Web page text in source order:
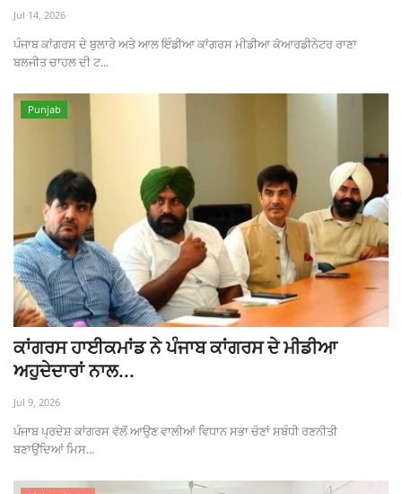
Jul 14, 2026
ਪੰਜਾਬ ਕਾਂਗਰਸ ਦੇ ਬੁਲਾਰੇ ਅਤੇ ਆਲ ਇੰਡੀਆ ਕਾਂਗਰਸ ਮੀਡੀਆ ਕੋਆਰਡੀਨੇਟਰ ਰਾਣਾ
ਬਲਜੀਤ ਚਾਹਲ ਦੀ ਟ...
Punjab
ਕਾਂਗਰਸ ਹਾਈਕਮਾਂਡ ਨੇ ਪੰਜਾਬ ਕਾਂਗਰਸ ਦੇ ਮੀਡੀਆ
ਅਹੁਦੇਦਾਰਾਂ ਨਾਲ...
Jul 9, 2026
ਪੰਜਾਬ ਪ੍ਰਦੇਸ਼ ਕਾਂਗਰਸ ਵੱਲੋਂ ਆਉਣ ਵਾਲੀਆਂ ਵਿਧਾਨ ਸਭਾ ਚੋਣਾਂ ਸਬੰਧੀ ਰਣਨੀਤੀ
ਬਣਾਉਂਦਿਆਂ ਮਿਸ...